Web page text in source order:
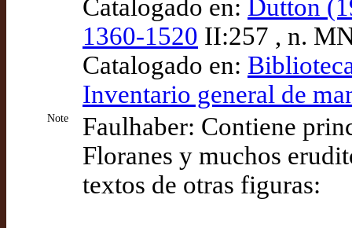
Catalogado en: Dutton
1360-1520 II:257 , n.
Catalogado en:
Inventario general de
Note
Faulhaber: Contiene
Floranes y muchos
textos de otras figuras: